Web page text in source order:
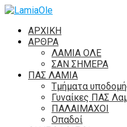
ΑΡΧΙΚΗ
ΑΡΘΡΑ
ΛΑΜΙΑ ΟΛΕ
ΣΑΝ ΣΗΜΕΡΑ
ΠΑΣ ΛΑΜΙΑ
Τμήματα
Γυναίκες ΠΑΣ
ΠΑΛΑΙΜΑΧΟΙ
Οπαδοί